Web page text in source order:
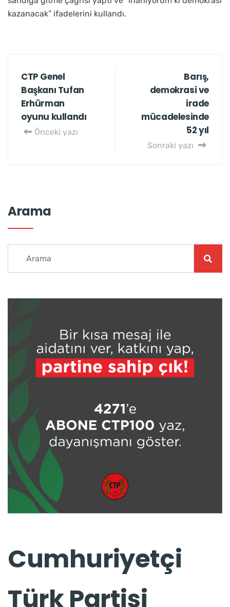
kazanacak” ifadelerini kullandı.
CTP Genel
Başkanı Tufan
Erhürman
oyunu kullandı
Önceki yazı
Barış,
demokrasi ve
irade
mücadelesinde
52 yıl
Sonraki yazı
Arama
Cumhuriyetçi
Türk Partisi